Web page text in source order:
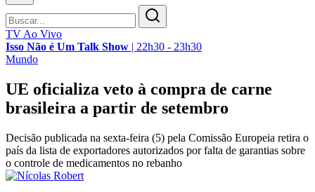
TV Ao Vivo
Isso Não é Um Talk Show | 22h30 - 23h30
Mundo
UE oficializa veto à compra de carne
brasileira a partir de setembro
Decisão publicada na sexta-feira (5) pela Comissão Europeia retira o
país da lista de exportadores autorizados por falta de garantias sobre
o controle de medicamentos no rebanho